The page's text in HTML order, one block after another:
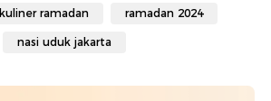
kuliner ramadan ramadan 2024
nasi uduk jakarta